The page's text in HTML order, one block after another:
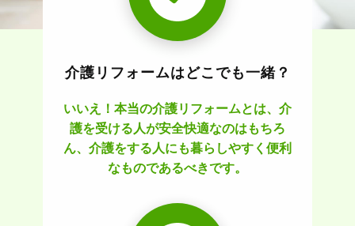
介護リフォームはどこでも一緒？
いいえ！本当の介護リフォームとは、介
護を受ける人が安全快適なのはもちろ
ん、介護をする人にも暮らしやすく便利
なものであるべきです。